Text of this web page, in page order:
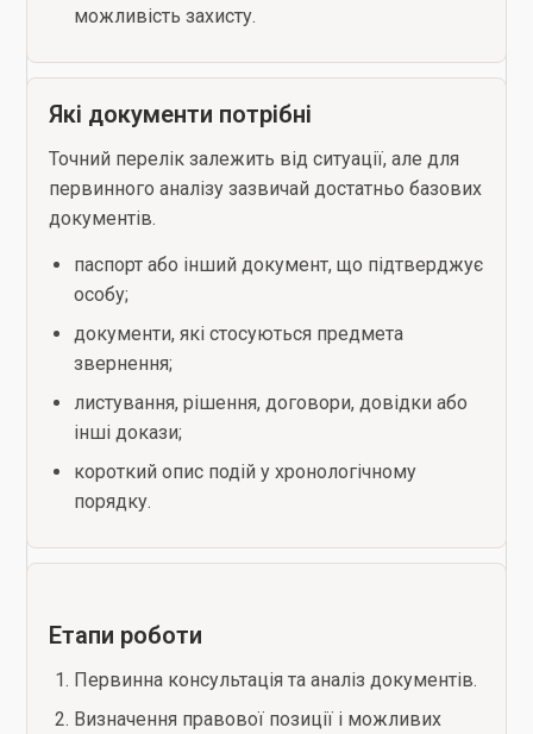
можливість захисту.
Які документи потрібні
Точний перелік залежить від ситуації, але для
первинного аналізу зазвичай достатньо базових
документів.
паспорт або інший документ, що підтверджує
особу;
документи, які стосуються предмета
звернення;
листування, рішення, договори, довідки або
інші докази;
короткий опис подій у хронологічному
порядку.
Етапи роботи
Первинна консультація та аналіз документів.
Визначення правової позиції і можливих